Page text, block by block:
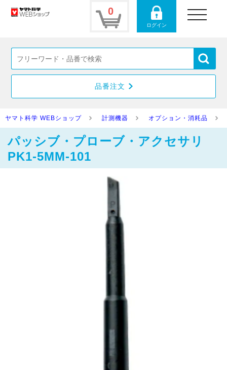
0
ログイン
toggle
navigation
品番注文
ヤマト科学 WEBショップ 計測機器 オプション・消耗品
パッシブ・プローブ・アクセサリ
PK1-5MM-101